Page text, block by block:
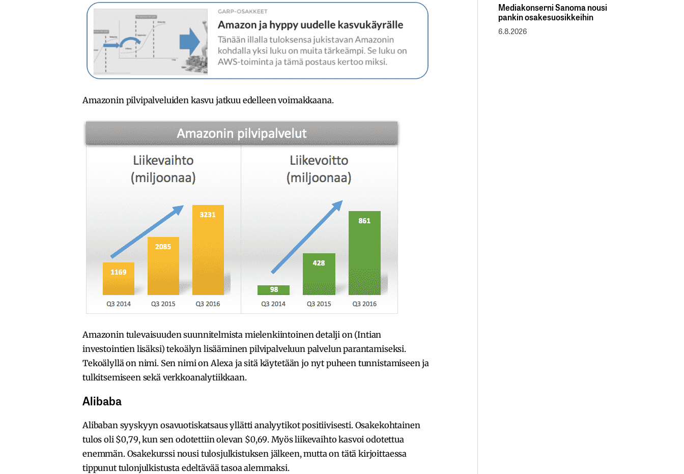
Amazonin pilvipalveluiden kasvu jatkuu edelleen voimakkaana.
Amazonin tulevaisuuden suunnitelmista mielenkiintoinen detalji on (Intian
investointien lisäksi) tekoälyn lisääminen pilvipalveluun palvelun parantamiseksi.
Tekoälyllä on nimi. Sen nimi on Alexa ja sitä käytetään jo nyt puheen tunnistamiseen ja
tulkitsemiseen sekä verkkoanalytiikkaan.
Alibaba
Alibaban syyskyyn osavuotiskatsaus yllätti analyytikot positiivisesti. Osakekohtainen
tulos oli $0,79, kun sen odotettiin olevan $0,69. Myös liikevaihto kasvoi odotettua
enemmän. Osakekurssi nousi tulosjulkistuksen jälkeen, mutta on tätä kirjoittaessa
tippunut tulonjulkistusta edeltävää tasoa alemmaksi.
Mediakonserni Sanoma nousi
pankin osakesuosikkeihin
6.8.2026